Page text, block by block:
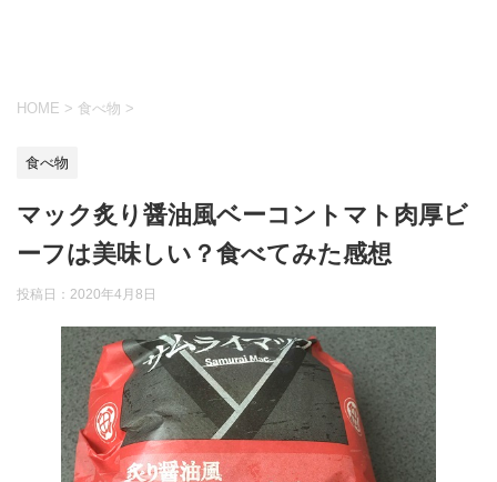
HOME > 食べ物 >
食べ物
マック炙り醤油風ベーコントマト肉厚ビ
ーフは美味しい？食べてみた感想
投稿日： 2020年4月8日